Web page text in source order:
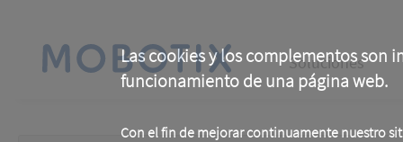
Las cookies y los complementos son
funcionamiento de una página web.
Con el fin de mejorar continuamente nuestro
content
Main
navigation
Soluciones